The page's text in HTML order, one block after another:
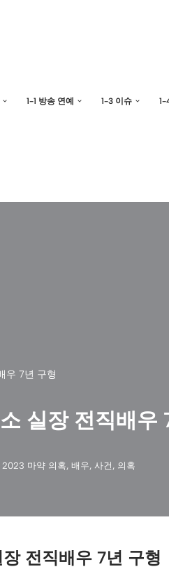
1-1 방송 연예 1-3 이슈 1-
우 7년 구형
실장 전직배우
2023 마약 의혹, 배우, 사건 , 의혹
전직배우 7년 구형